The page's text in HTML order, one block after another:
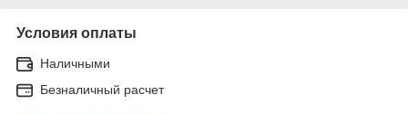
Условия оплаты
Наличными
Безналичный расчет